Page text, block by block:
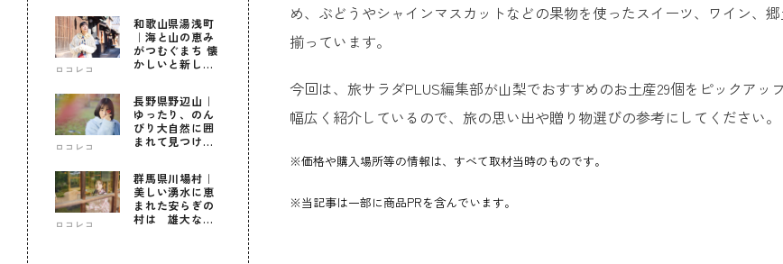
ロコレコ
和歌山県湯浅町
｜海と山の恵み
がつむぐまち 懐
かしいと新しい
ロコレコ
長野県野辺山｜
ゆったり、のん
びり大自然に囲
まれて見つけ
ロコレコ
群馬県川場村｜
美しい湧水に恵
まれた安らぎの
村は 雄大な自
め、ぶどうやシャインマスカットなどの果物を使ったスイーツ、ワイン、
揃っています。
今回は、旅サラダPLUS編集部が山梨でおすすめのお土産29個をピックア
幅広く紹介しているので、旅の思い出や贈り物選びの参考にしてください。
※価格や購入場所等の情報は、すべて取材当時のものです。
※当記事は一部に商品PRを含んでいます。